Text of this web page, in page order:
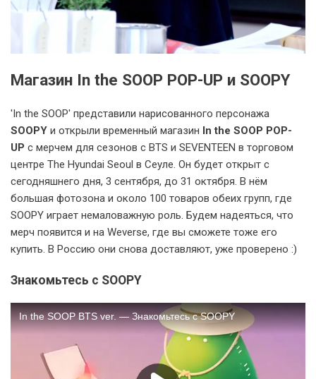
Магазин In the SOOP POP-UP и SOOPY
'In the SOOP' представили нарисованного персонажа
SOOPY и открыли временный магазин In the SOOP POP-
UP с мерчем для сезонов с BTS и SEVENTEEN в торговом
центре The Hyundai Seoul в Сеуле. Он будет открыт с
сегодняшнего дня, 3 сентября, до 31 октября. В нём
большая фотозона и около 100 товаров обеих групп, где
SOOPY играет немаловажную роль. Будем надеяться, что
мерч появится и на Weverse, где вы сможете тоже его
купить. В Россию они снова доставляют, уже проверено :)
Знакомьтесь с SOOPY